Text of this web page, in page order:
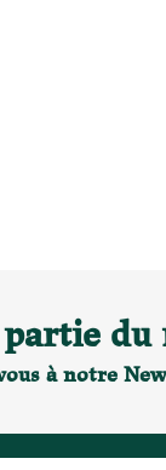
du
à notre